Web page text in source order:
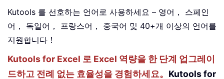
Kutools 를 선호하는 언어로 사용하세요 – 영어， 스페인
어， 독일어， 프랑스어， 중국어 및 40+개 이상의 언어를
지원합니다！
Kutools for Excel 로 Excel 역량을 한 단계 업그레이
드하고 전례 없는 효율성을 경험하세요。 Kutools for